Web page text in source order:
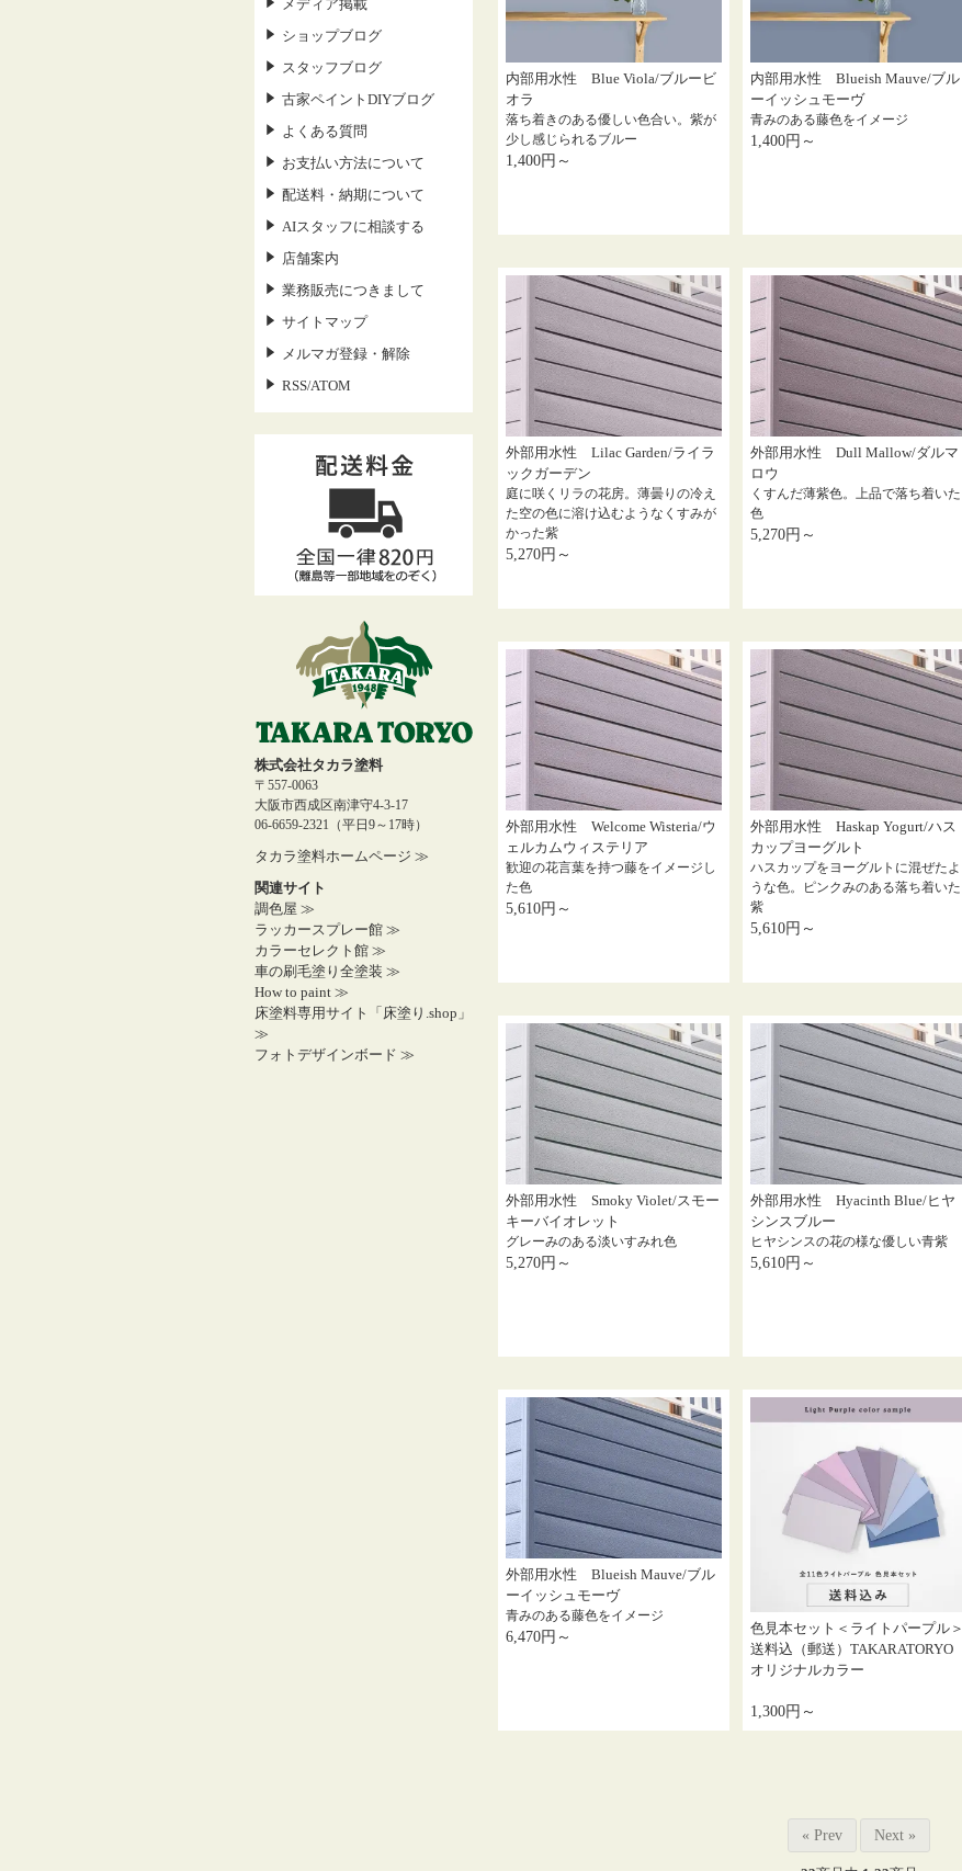
内部用水性 Blue Viola/ブルービ
オラ
落ち着きのある優しい色合い。紫が
少し感じられるブルー
1,400円～
内部用水性 Blueish Mauve/ブル
ーイッシュモーヴ
青みのある藤色をイメージ
1,400円～
外部用水性 Lilac Garden/ライラ
ックガーデン
庭に咲くリラの花房。薄曇りの冷え
た空の色に溶け込むようなくすみが
かった紫
5,270円～
外部用水性 Dull Mallow/ダルマ
ロウ
くすんだ薄紫色。上品で落ち着いた
色
5,270円～
外部用水性 Welcome Wisteria/ウ
ェルカムウィステリア
歓迎の花言葉を持つ藤をイメージし
た色
5,610円～
外部用水性 Haskap Yogurt/ハス
カップヨーグルト
ハスカップをヨーグルトに混ぜたよ
うな色。ピンクみのある落ち着いた
紫
5,610円～
外部用水性 Smoky Violet/スモー
キーバイオレット
グレーみのある淡いすみれ色
5,270円～
外部用水性 Hyacinth Blue/ヒヤ
シンスブルー
ヒヤシンスの花の様な優しい青紫
5,610円～
外部用水性 Blueish Mauve/ブル
ーイッシュモーヴ
青みのある藤色をイメージ
6,470円～
色見本セット＜ライトパープル＞
送料込（郵送）TAKARATORYO
オリジナルカラー
1,300円～
« Prev Next »
メディア掲載
ショップブログ
スタッフブログ
古家ペイントDIYブログ
よくある質問
お支払い方法について
配送料・納期について
AIスタッフに相談する
店舗案内
業務販売につきまして
サイトマップ
メルマガ登録・解除
RSS/ATOM
株式会社タカラ塗料
〒557-0063
大阪市西成区南津守4-3-17
06-6659-2321（平日9～17時）
タカラ塗料ホームページ ≫
関連サイト
調色屋 ≫
ラッカースプレー館 ≫
カラーセレクト館 ≫
車の刷毛塗り全塗装 ≫
How to paint ≫
床塗料専用サイト「床塗り.shop」
≫
フォトデザインボード ≫